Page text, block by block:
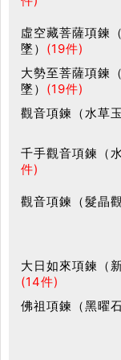
虛空藏菩薩項鍊
墜） (19件)
大勢至菩薩項鍊
墜） (19件)
觀音項鍊（水草
千手觀音項鍊（
件)
觀音項鍊（髮晶
大日如來項鍊（
(14件)
佛祖項鍊（黑曜